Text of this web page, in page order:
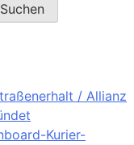
Suchen
/ Allianz
Kurier-